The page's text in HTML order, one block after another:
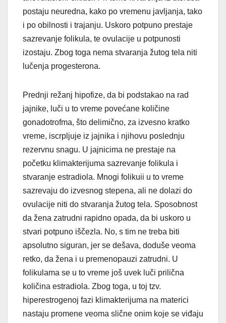
postaju neuredna, kako po vremenu javljanja, tako
i po obilnosti i trajanju. Uskoro potpuno prestaje
sazrevanje folikula, te ovulacije u potpunosti
izostaju. Zbog toga nema stvaranja žutog tela niti
lučenja progesterona.
Prednji režanj hipofize, da bi podstakao na rad
jajnike, luči u to vreme povećane količine
gonadotrofma, što delimično, za izvesno kratko
vreme, iscrpljuje iz jajnika i njihovu poslednju
rezervnu snagu. U jajnicima ne prestaje na
početku klimakterijuma sazrevanje folikula i
stvaranje estradiola. Mnogi folikuii u to vreme
sazrevaju do izvesnog stepena, ali ne dolazi do
ovulacije niti do stvaranja žutog tela. Sposobnost
da žena zatrudni rapidno opada, da bi uskoro u
stvari potpuno iščezla. No, s tim ne treba biti
apsolutno siguran, jer se dešava, doduše veoma
retko, da žena i u premenopauzi zatrudni. U
folikulama se u to vreme još uvek luči prilična
količina estradiola. Zbog toga, u toj tzv.
hiperestrogenoj fazi klimakterijuma na materici
nastaju promene veoma slične onim koje se viđaju